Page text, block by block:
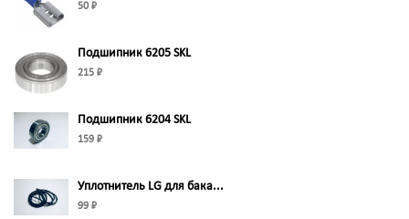
50 ₽
Подшипник 6205 SKL
215 ₽
Подшипник 6204 SKL
159 ₽
Уплотнитель LG для бака...
99 ₽